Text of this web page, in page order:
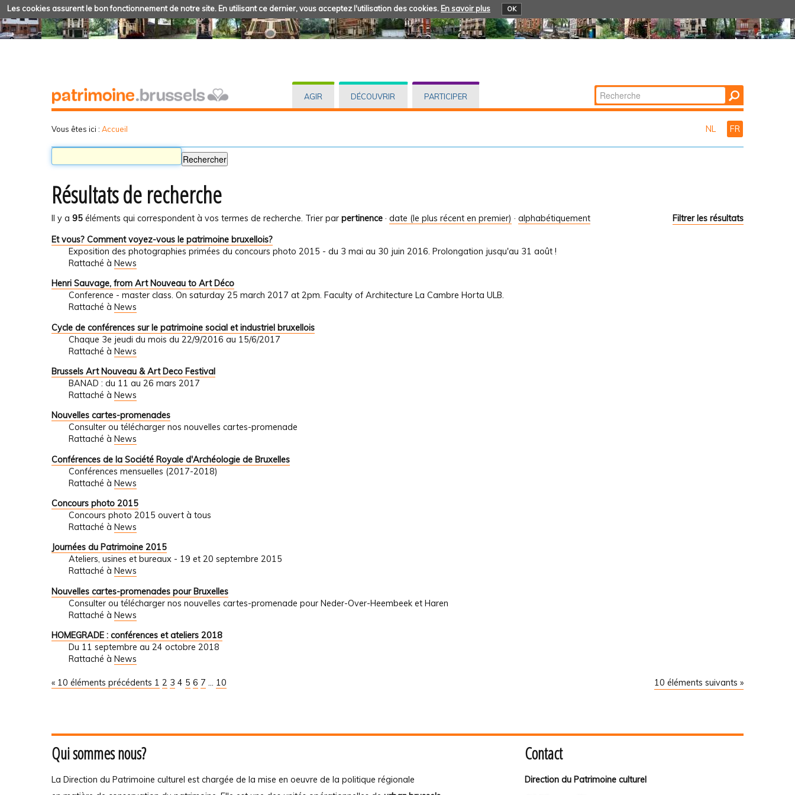
Les cookies assurent le bon fonctionnement de notre site. En utilisant ce dernier, vous acceptez l'utilisation des cookies. En savoir plus OK
AGIR DÉCOUVRIR PARTICIPER Chercher par
Recherche
Vous êtes ici : Accueil NL FR
Résultats de recherche
Il y a 95 éléments qui correspondent à vos termes de recherche. Filtrer les résultats
Trier par pertinence · date (le plus récent en premier) · alphabétiquement
Et vous? Comment voyez-vous le patrimoine bruxellois?
Exposition des photographies primées du concours photo 2015 - du 3 mai au 30 juin 2016. Prolongation jusqu'au 31 août !
Rattaché à News
Henri Sauvage, from Art Nouveau to Art Déco
Conference - master class. On saturday 25 march 2017 at 2pm. Faculty of Architecture La Cambre Horta ULB.
Rattaché à News
Cycle de conférences sur le patrimoine social et industriel bruxellois
Chaque 3e jeudi du mois du 22/9/2016 au 15/6/2017
Rattaché à News
Brussels Art Nouveau & Art Deco Festival
BANAD : du 11 au 26 mars 2017
Rattaché à News
Nouvelles cartes-promenades
Consulter ou télécharger nos nouvelles cartes-promenade
Rattaché à News
Conférences de la Société Royale d'Archéologie de Bruxelles
Conférences mensuelles (2017-2018)
Rattaché à News
Concours photo 2015
Concours photo 2015 ouvert à tous
Rattaché à News
Journées du Patrimoine 2015
Ateliers, usines et bureaux - 19 et 20 septembre 2015
Rattaché à News
Nouvelles cartes-promenades pour Bruxelles
Consulter ou télécharger nos nouvelles cartes-promenade pour Neder-Over-Heembeek et Haren
Rattaché à News
HOMEGRADE : conférences et ateliers 2018
Du 11 septembre au 24 octobre 2018
Rattaché à News
« 10 éléments précédents 10 éléments suivants »
1 2 3 4 5 6 7 ... 10
Qui sommes nous?
La Direction du Patrimoine culturel est chargée de la mise en oeuvre de la politique régionale
Contact
Direction du Patrimoine culturel